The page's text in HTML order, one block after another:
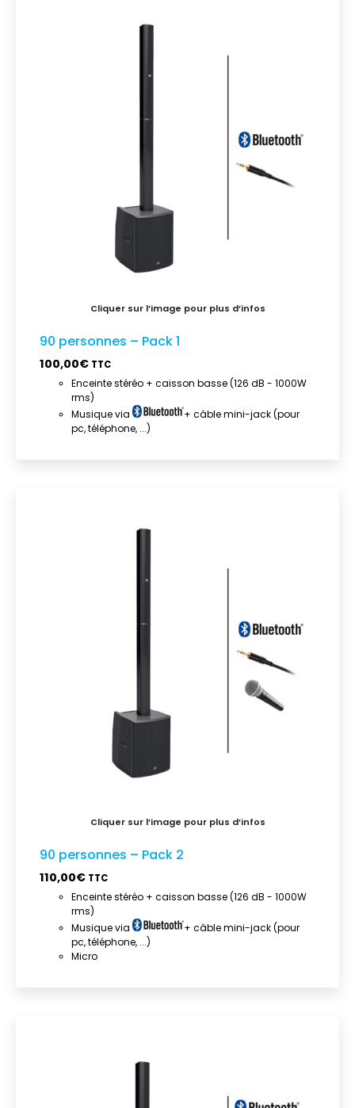
90 personnes – Pack 1
100,00€ TTC
Enceinte stéréo + caisson basse (126 dB - 1000W
rms)
Musique via
+ câble mini-jack (pour
pc, téléphone, ...)
90 personnes – Pack 2
110,00€ TTC
Enceinte stéréo + caisson basse (126 dB - 1000W
rms)
Musique via
+ câble mini-jack (pour
pc, téléphone, ...)
Micro